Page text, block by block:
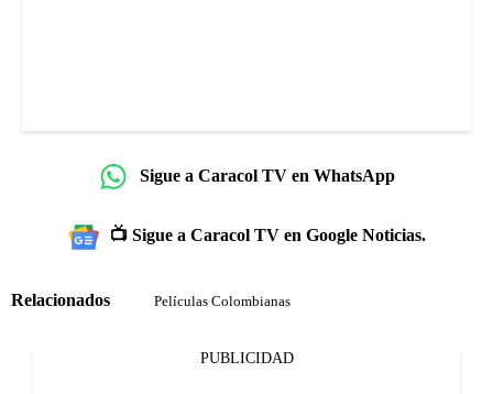
Sigue a Caracol TV en WhatsApp
📺 Sigue a Caracol TV en Google Noticias.
Relacionados Películas Colombianas
PUBLICIDAD